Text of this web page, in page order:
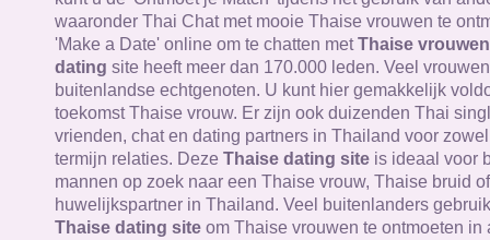
waaronder Thai Chat met mooie Thaise vrouwen te
'Make a Date' online om te chatten metThaise vrouwen
dating site heeft meer dan 170.000 leden. Veel
buitenlandse echtgenoten. U kunt hier gemakkelijk
toekomst Thaise vrouw. Er zijn ook duizenden Thai
vrienden, chat en dating partners in Thailand voor
termijn relaties. Deze Thaise dating siteis ideaal voor
mannen op zoek naar een Thaise vrouw, Thaise bruid
huwelijkspartner in Thailand. Veel buitenlanders
Thaise dating siteom Thaise vrouwen te ontmoeten in